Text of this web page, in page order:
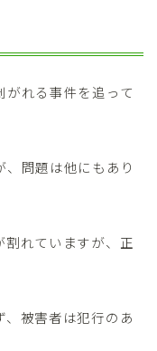
れる事件を追って
問題は他にもあり
れていますが、正
被害者は犯行のあ